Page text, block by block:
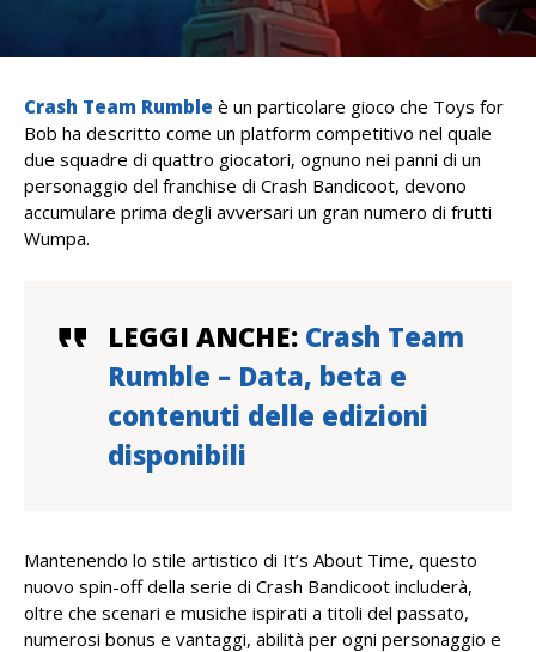
Crash Team Rumble è un particolare gioco che Toys for
Bob ha descritto come un platform competitivo nel quale
due squadre di quattro giocatori, ognuno nei panni di un
personaggio del franchise di Crash Bandicoot, devono
accumulare prima degli avversari un gran numero di frutti
Wumpa.
LEGGI ANCHE: Crash Team
Rumble – Data, beta e
contenuti delle edizioni
disponibili
Mantenendo lo stile artistico di It’s About Time, questo
nuovo spin-off della serie di Crash Bandicoot includerà,
oltre che scenari e musiche ispirati a titoli del passato,
numerosi bonus e vantaggi, abilità per ogni personaggio e